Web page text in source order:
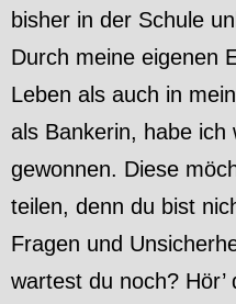
bisher in der Schule
Durch meine eigenen
Leben als auch in
als Bankerin, habe ich
gewonnen. Diese
teilen, denn du bist
Fragen und
wartest du noch?